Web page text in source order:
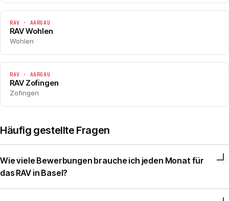
RAV · AARGAU
RAV Wohlen
Wohlen
RAV · AARGAU
RAV Zofingen
Zofingen
Häufig gestellte Fragen
Wie viele Bewerbungen brauche ich jeden Monat für
das RAV in Basel?